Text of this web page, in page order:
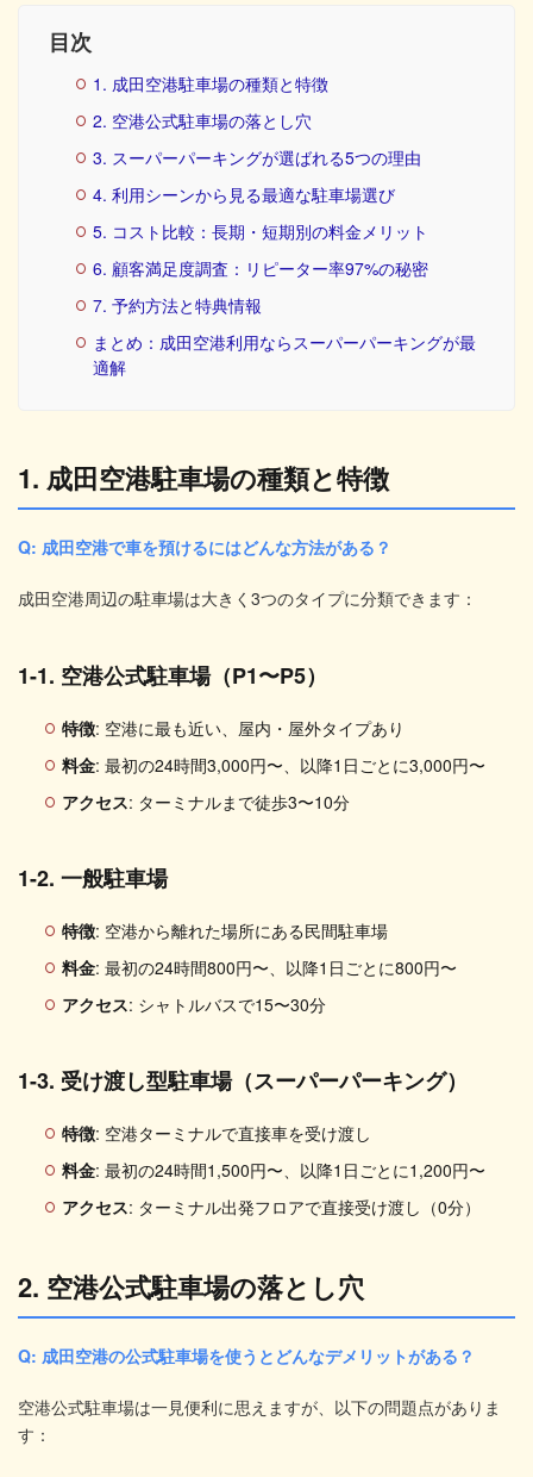
目次
1. 成田空港駐車場の種類と特徴
2. 空港公式駐車場の落とし穴
3. スーパーパーキングが選ばれる5つの理由
4. 利用シーンから見る最適な駐車場選び
5. コスト比較：長期・短期別の料金メリット
6. 顧客満足度調査：リピーター率97%の秘密
7. 予約方法と特典情報
まとめ：成田空港利用ならスーパーパーキングが最
適解
1. 成田空港駐車場の種類と特徴
Q: 成田空港で車を預けるにはどんな方法がある？
成田空港周辺の駐車場は大きく3つのタイプに分類できます：
1-1. 空港公式駐車場（P1〜P5）
特徴: 空港に最も近い、屋内・屋外タイプあり
料金: 最初の24時間3,000円〜、以降1日ごとに3,000円〜
アクセス: ターミナルまで徒歩3〜10分
1-2. 一般駐車場
特徴: 空港から離れた場所にある民間駐車場
料金: 最初の24時間800円〜、以降1日ごとに800円〜
アクセス: シャトルバスで15〜30分
1-3. 受け渡し型駐車場（スーパーパーキング）
特徴: 空港ターミナルで直接車を受け渡し
料金: 最初の24時間1,500円〜、以降1日ごとに1,200円〜
アクセス: ターミナル出発フロアで直接受け渡し（0分）
2. 空港公式駐車場の落とし穴
Q: 成田空港の公式駐車場を使うとどんなデメリットがある？
空港公式駐車場は一見便利に思えますが、以下の問題点がありま
す：